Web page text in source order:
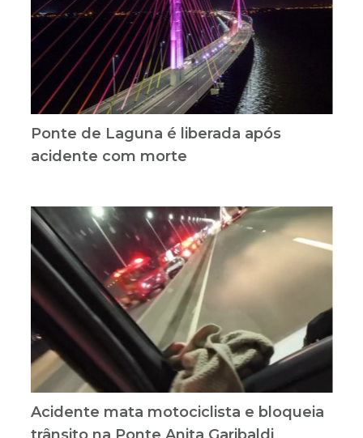
Ponte de Laguna é liberada após
acidente com morte
Acidente mata motociclista e bloqueia